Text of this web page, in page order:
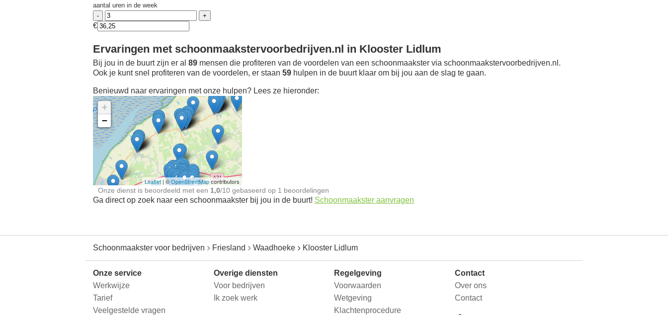
aantal uren in de week
€
Ervaringen met schoonmaakstervoorbedrijven.nl in Klooster Lidlum
Bij jou in de buurt zijn er al 89 mensen die profiteren van de voordelen van een schoonmaakster via schoonmaakstervoorbedrijven.nl.
Ook je kunt snel profiteren van de voordelen, er staan 59 hulpen in de buurt klaar om bij jou aan de slag te gaan.
Benieuwd naar ervaringen met onze hulpen? Lees ze hieronder:
Ontdek meer ervaringen
Schoonmaakster bij
jou in de buurt
+
−
Leaflet | ©OpenStreetMapcontributors
Onze dienst is beoordeeld met een 1,0/10 gebaseerd op 1 beoordelingen
Ga direct op zoek naar een schoonmaakster bij jou in de buurt! Schoonmaakster aanvragen
Schoonmaakster voor bedrijven Friesland Waadhoeke Klooster Lidlum
Onze service
Werkwijze
Tarief
Veelgestelde vragen
Overige diensten
Voor bedrijven
Ik zoek werk
Regelgeving
Voorwaarden
Wetgeving
Klachtenprocedure
Contact
Over ons
Contact